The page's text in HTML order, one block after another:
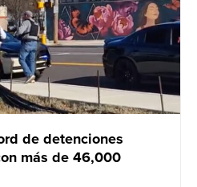
de detenciones
más de 46,000